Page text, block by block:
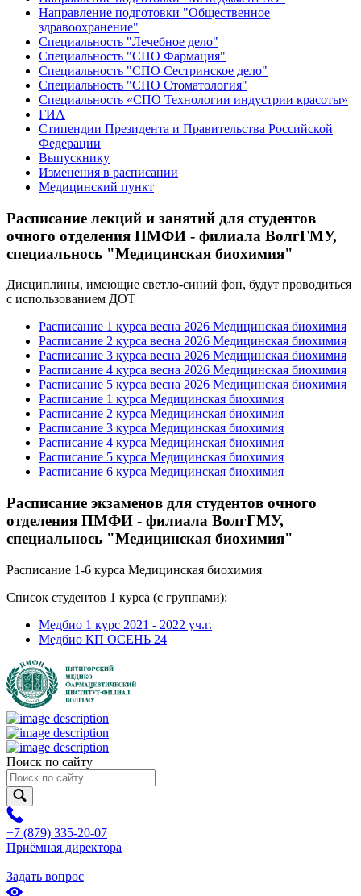
Направление подготовки "Общественное
здравоохранение"
Специальность "Лечебное дело"
Специальность "СПО Фармация"
Специальность "СПО Сестринское дело"
Специальность "СПО Стоматология"
Специальность «СПО Технологии индустрии красоты»
ГИА
Стипендии Президента и Правительства Российской
Федерации
Выпускнику
Изменения в расписании
Медицинский пункт
Расписание лекций и занятий для студентов
очного отделения ПМФИ - филиала ВолгГМУ,
специальнось "Медицинская биохимия"
Дисциплины, имеющие светло-синий фон, будут проводиться
с использованием ДОТ
Расписание 1 курса весна 2026 Медицинская биохимия
Расписание 2 курса весна 2026 Медицинская биохимия
Расписание 3 курса весна 2026 Медицинская биохимия
Расписание 4 курса весна 2026 Медицинская биохимия
Расписание 5 курса весна 2026 Медицинская биохимия
Расписание 1 курса Медицинская биохимия
Расписание 2 курса Медицинская биохимия
Расписание 3 курса Медицинская биохимия
Расписание 4 курса Медицинская биохимия
Расписание 5 курса Медицинская биохимия
Расписание 6 курса Медицинская биохимия
Расписание экзаменов для студентов очного
отделения ПМФИ - филиала ВолгГМУ,
специальнось "Медицинская биохимия"
Расписание 1-6 курса Медицинская биохимия
Список студентов 1 курса (с группами):
Медбио 1 курс 2021 - 2022 уч.г.
Медбио КП ОСЕНЬ 24
Поиск по сайту
+7 (879) 335-20-07
Приёмная директора
Задать вопрос